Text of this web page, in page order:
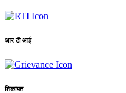
आर टी आई
शिकायत